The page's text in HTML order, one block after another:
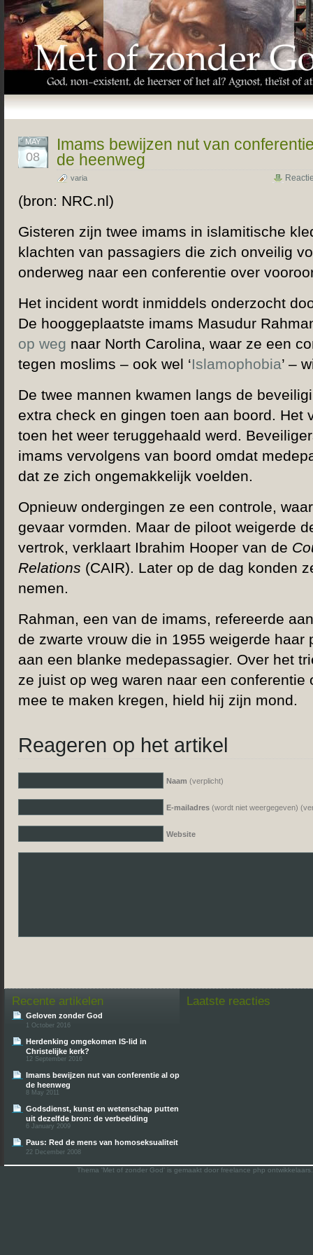
MAY
08
Imams bewijzen nut van
de heenweg
varia
(bron: NRC.nl)
Gisteren zijn twee imams in islamitische
klachten van passagiers die zich onveilig
onderweg naar een conferentie over
Het incident wordt inmiddels onderzocht
De hooggeplaatste imams Masudur
op weg naar North Carolina, waar ze een
tegen moslims – ook wel ‘Islamophobia’ –
De twee mannen kwamen langs de
extra check en gingen toen aan boord. Het
toen het weer teruggehaald werd.
imams vervolgens van boord omdat
dat ze zich ongemakkelijk voelden.
Opnieuw ondergingen ze een controle,
gevaar vormden. Maar de piloot weigerde
vertrok, verklaart Ibrahim Hooper van de
Relations (CAIR). Later op de dag konden
nemen.
Rahman, een van de imams, refereerde
de zwarte vrouw die in 1955 weigerde haar
aan een blanke medepassagier. Over het
ze juist op weg waren naar een conferentie
mee te maken kregen, hield hij zijn mond.
Reageren op het artikel
Naam (verplicht)
E-mailadres (wordt niet weergegeven)
Website
Recente artikelen
Geloven zonder God
1 October 2016
Herdenking omgekomen IS-lid in
Christelijke kerk?
12 September 2016
Imams bewijzen nut van conferentie al op
de heenweg
8 May 2011
Godsdienst, kunst en wetenschap putten
uit dezelfde bron: de verbeelding
6 January 2009
Paus: Red de mens van homoseksualiteit
22 December 2008
Laatste reacties
Thema 'Met of zonder God' is gemaakt door freelance php